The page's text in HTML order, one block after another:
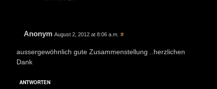
Anonym August 2, 2012 at 8:06 a.m. #
aussergewöhnlich gute Zusammenstellung ..herzlichen
Dank
ANTWORTEN